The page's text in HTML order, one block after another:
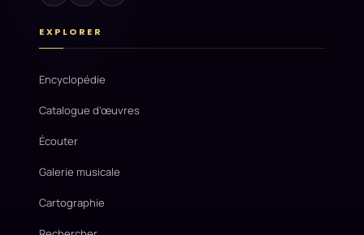
EXPLORER
Encyclopédie
Catalogue d'œuvres
Écouter
Galerie musicale
Cartographie